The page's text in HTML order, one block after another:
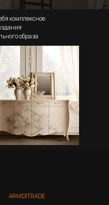
комплексное
образа
ARMDITRADE